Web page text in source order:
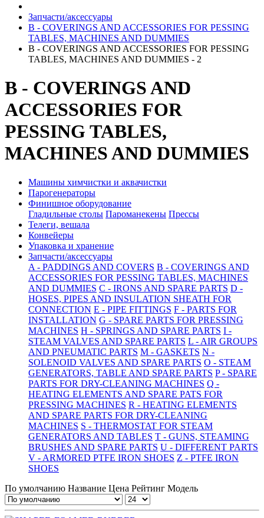
Запчасти/аксессуары
B - COVERINGS AND ACCESSORIES FOR PESSING
TABLES, MACHINES AND DUMMIES
B - COVERINGS AND ACCESSORIES FOR PESSING
TABLES, MACHINES AND DUMMIES - 2
B - COVERINGS AND
ACCESSORIES FOR
PESSING TABLES,
MACHINES AND DUMMIES
Машины химчистки и аквачистки
Парогенераторы
Финишное оборудование
Гладильные столы Пароманекены Прессы
Телеги, вешала
Конвейеры
Упаковка и хранение
Запчасти/аксессуары
A - PADDINGS AND COVERS B - COVERINGS AND
ACCESSORIES FOR PESSING TABLES, MACHINES
AND DUMMIES C - IRONS AND SPARE PARTS D -
HOSES, PIPES AND INSULATION SHEATH FOR
CONNECTION E - PIPE FITTINGS F - PARTS FOR
INSTALLATION G - SPARE PARTS FOR PRESSING
MACHINES H - SPRINGS AND SPARE PARTS I -
STEAM VALVES AND SPARE PARTS L - AIR GROUPS
AND PNEUMATIC PARTS M - GASKETS N -
SOLENOID VALVES AND SPARE PARTS O - STEAM
GENERATORS, TABLE AND SPARE PARTS P - SPARE
PARTS FOR DRY-CLEANING MACHINES Q -
HEATING ELEMENTS AND SPARE PATS FOR
PRESSING MACHINES R - HEATING ELEMENTS
AND SPARE PARTS FOR DRY-CLEANING
MACHINES S - THERMOSTAT FOR STEAM
GENERATORS AND TABLES T - GUNS, STEAMING
BRUSHES AND SPARE PARTS U - DIFFERENT PARTS
V - ARMORED PTFE IRON SHOES Z - PTFE IRON
SHOES
По умолчанию Название Цена Рейтинг Модель